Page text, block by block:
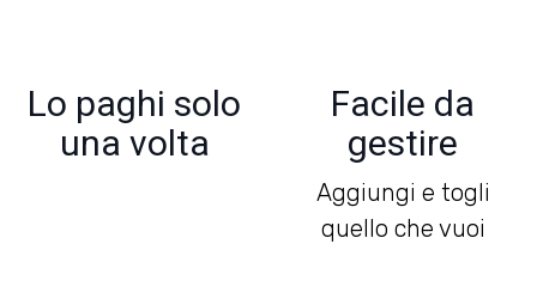
Lo paghi solo
una volta
Facile da
gestire
Aggiungi e togli
quello che vuoi